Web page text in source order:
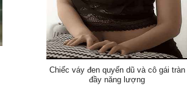
Chiếc váy đen quyến dũ và cô gái tràn
đầy năng lượng